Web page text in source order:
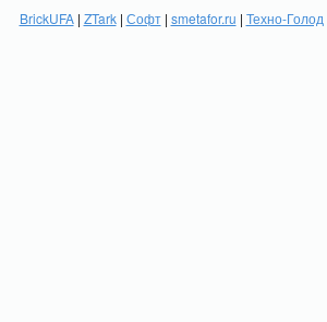
BrickUFA| ZTark| Софт| smetafor.ru | Техно-Голод